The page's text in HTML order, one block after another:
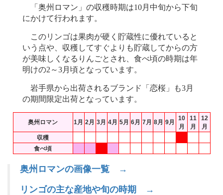
「奥州ロマン」の収穫時期は10月中旬から下旬
にかけて行われます。
このリンゴは果肉が硬く貯蔵性に優れていると
いう点や、収穫してすぐよりも貯蔵してからの方
が美味しくなるりんごとされ、食べ頃の時期は年
明けの2～3月頃となっています。
岩手県から出荷されるブランド「恋桜」も3月
の期間限定出荷となっています。
奥州ロマン 1月 2月 3月 4月 5月 6月 7月 8月 9月
10
月
11
月
12
月
収穫
食べ頃
奥州ロマンの画像一覧 →
リンゴの主な産地や旬の時期 →